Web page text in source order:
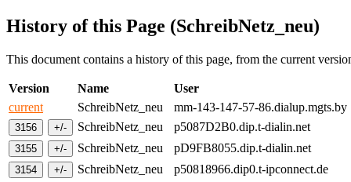
History of this Page (SchreibNetz_neu)
This document contains a history of this page, from the current
Version Name
User
current
SchreibNetz_neu
mm-143-147-57-
SchreibNetz_neu
p5087D2B0.dip.t-dialin.net
SchreibNetz_neu
pD9FB8055.dip.t-dialin.net
SchreibNetz_neu
p50818966.dip0.t-ipconnect.de